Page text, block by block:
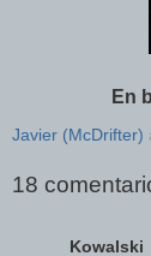
En
Javier (McDrifter)
18
Kowalski